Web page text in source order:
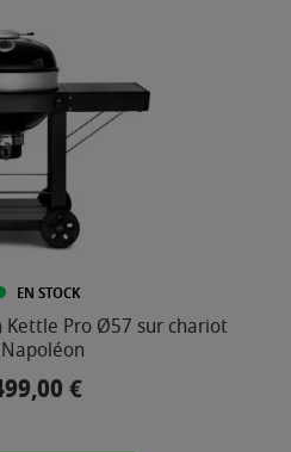
EN STOCK
Kettle Pro Ø57 sur chariot
€